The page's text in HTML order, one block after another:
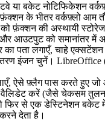
या बकेट नोटिफिकेशन
के भीतर वर्कफ़्लो आम
फ़ंक्शन की अस्थायी
आउटपुट को समानांतर में
का पता लगाएँ, चाहे
इंजन चुनें। LibreOffice
ऐसे फ़्लैग पास करते हुए जो
करें (जैसे चेकसम तुलना,
फिर से एक डेस्टिनेशन
देता है।